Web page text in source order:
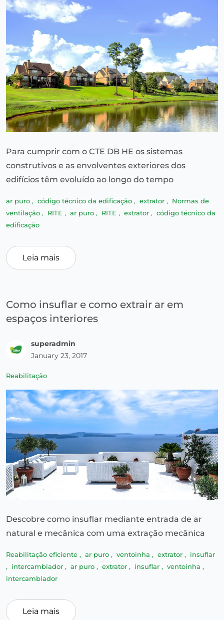
Para cumprir com o CTE DB HE os sistemas
construtivos e as envolventes exteriores dos
edifícios têm evoluído ao longo do tempo
ar puro , código técnico da edificação , extrator , Normas de
ventilação , RITE , ar puro , RITE , extrator , código técnico da
edificação
Leia mais
Como insuflar e como extrair ar em
espaços interiores
superadmin
January 23, 2017
Reabilitação
Descobre como insuflar mediante entrada de ar
natural e mecânica com uma extração mecânica
Reabilitação eficiente , ar puro , ventoinha , extrator , insuflar
, intercambiador , ar puro , extrator , insuflar , ventoinha ,
intercambiador
Leia mais